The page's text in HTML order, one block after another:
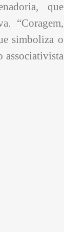
que
“Coragem,
simboliza o
associativista